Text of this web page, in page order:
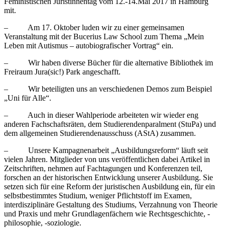
mit.
– Am 17. Oktober luden wir zu einer gemeinsamen
Veranstaltung mit der Bucerius Law School zum Thema „Mein
Leben mit Autismus – autobiografischer Vortrag“ ein.
– Wir haben diverse Bücher für die alternative Bibliothek im
Freiraum Jura(sic!) Park angeschafft.
– Wir beteiligten uns an verschiedenen Demos zum Beispiel
„Uni für Alle“.
– Auch in dieser Wahlperiode arbeiteten wir wieder eng
anderen Fachschaftsräten, dem Studierendenparalment (StuPa) und
dem allgemeinen Studierendenausschuss (AStA) zusammen.
– Unsere Kampagnenarbeit „Ausbildungsreform“ läuft seit
vielen Jahren. Mitglieder von uns veröffentlichen dabei Artikel in
Zeitschriften, nehmen auf Fachtagungen und Konferenzen teil,
forschen an der historischen Entwicklung unserer Ausbildung. Sie
setzen sich für eine Reform der juristischen Ausbildung ein, für ein
selbstbestimmtes Studium, weniger Pflichtstoff im Examen,
interdisziplinäre Gestaltung des Studiums, Verzahnung von Theorie
und Praxis und mehr Grundlagenfächern wie Rechtsgeschichte, -
philosophie, -soziologie.